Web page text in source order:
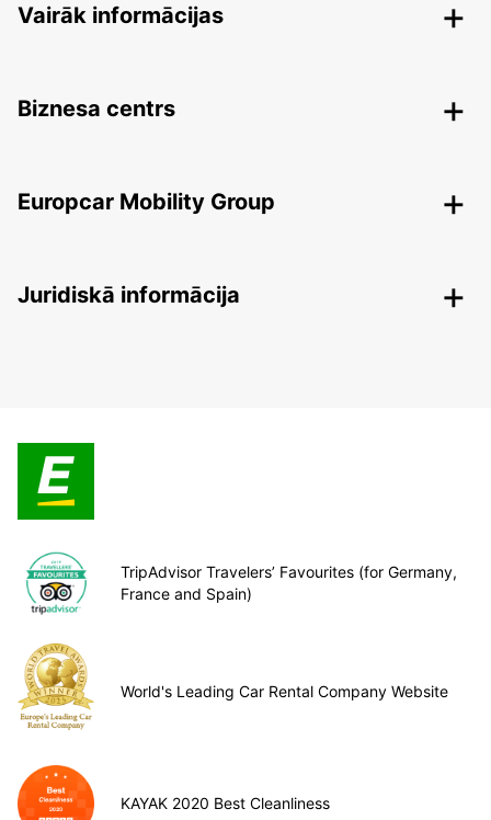
Vairāk informācijas
Biznesa centrs
Europcar Mobility Group
Juridiskā informācija
TripAdvisor Travelers’ Favourites (for Germany,
France and Spain)
World's Leading Car Rental Company Website
KAYAK 2020 Best Cleanliness